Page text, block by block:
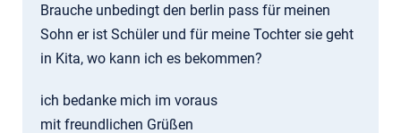
Brauche unbedingt den berlin pass für meinen
Sohn er ist Schüler und für meine Tochter sie geht
in Kita, wo kann ich es bekommen?
ich bedanke mich im voraus
mit freundlichen Grüßen